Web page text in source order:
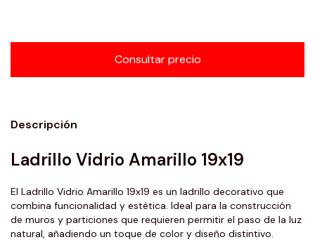
Descripción
Ladrillo Vidrio Amarillo 19x19
El Ladrillo Vidrio Amarillo 19x19 es un ladrillo decorativo que
combina funcionalidad y estética. Ideal para la construcción
de muros y particiones que requieren permitir el paso de la luz
natural, añadiendo un toque de color y diseño distintivo.